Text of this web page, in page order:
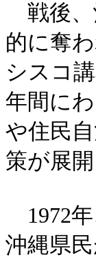
戦後、
的に奪
シスコ
年間に
や住民
策が展開
1972年
沖縄県